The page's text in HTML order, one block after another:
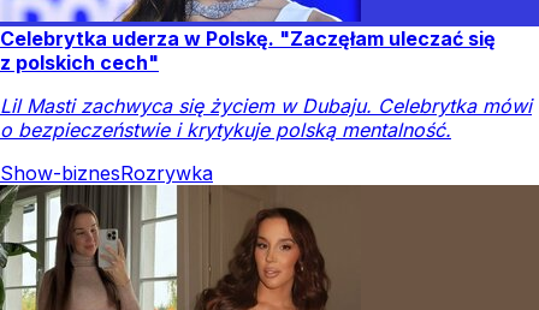
Celebrytka uderza w Polskę. "Zaczęłam uleczać się
z polskich cech"
Lil Masti zachwyca się życiem w Dubaju. Celebrytka mówi
o bezpieczeństwie i krytykuje polską mentalność.
Show-biznesRozrywka